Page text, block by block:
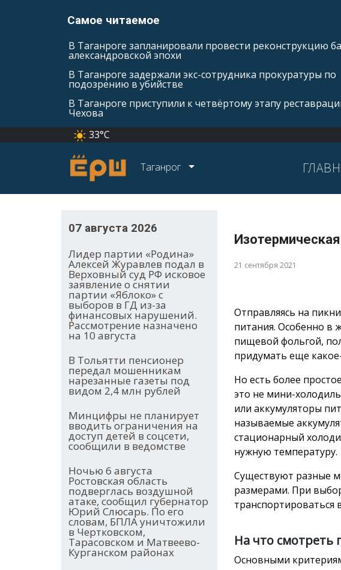
Самое читаемое
В Таганроге запланировали провести реконструкцию
александровской эпохи
В Таганроге задержали экс-сотрудника прокуратуры по
подозрению в убийстве
В Таганроге приступили к четвёртому этапу
Чехова
33°C
Таганрог
07 августа 2026
Лидер партии «Родина»
Алексей Журавлев подал в
Верховный суд РФ исковое
заявление о снятии
партии «Яблоко» с
выборов в ГД из-за
финансовых нарушений.
Рассмотрение назначено
на 10 августа
В Тольятти пенсионер
передал мошенникам
нарезанные газеты под
видом 2,4 млн рублей
Минцифры не планирует
вводить ограничения на
доступ детей в соцсети,
сообщили в ведомстве
Ночью 6 августа
Ростовская область
подверглась воздушной
атаке, сообщил губернатор
Юрий Слюсарь. По его
словам, БПЛА уничтожили
в Чертковском,
Тарасовском и Матвеево-
Курганском районах
21 сентября 2021
Отправляясь на
питания. Особенно в
пищевой фольгой,
придумать еще
Но есть более
это не мини-
или аккумуляторы
называемые
стационарный
нужную температуру.
Существуют разные
размерами. При
транспортироваться
На что смотреть
Основными